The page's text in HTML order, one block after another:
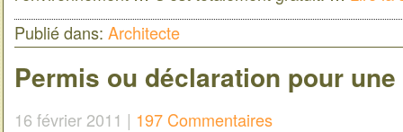
Publié dans: Architecte
Permis ou déclaration pour
16 février 2011 | 197 Commentaires